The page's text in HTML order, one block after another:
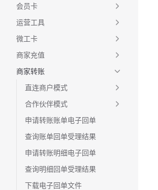
会员卡
运营工具
微工卡
商家充值
商家转账
直连商户模式
合作伙伴模式
申请转账账单电子回单
查询账单回单受理结果
申请转账明细电子回单
查询明细回单受理结果
下载电子回单文件